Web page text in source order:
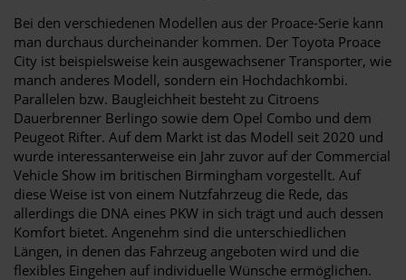
Bei den verschiedenen Modellen aus der Proace-Serie kann
man durchaus durcheinander kommen. Der Toyota Proace
City ist beispielsweise kein ausgewachsener Transporter, wie
manch anderes Modell, sondern ein Hochdachkombi.
Parallelen bzw. Baugleichheit besteht zu Citroens
Dauerbrenner Berlingo sowie dem Opel Combo und dem
Peugeot Rifter. Auf dem Markt ist das Modell seit 2020 und
wurde interessanterweise ein Jahr zuvor auf der Commercial
Vehicle Show im britischen Birmingham vorgestellt. Auf
diese Weise ist von einem Nutzfahrzeug die Rede, das
allerdings die DNA eines PKW in sich trägt und auch dessen
Komfort bietet. Angenehm sind die unterschiedlichen
Längen, in denen das Fahrzeug angeboten wird und die
flexibles Eingehen auf individuelle Wünsche ermöglichen.